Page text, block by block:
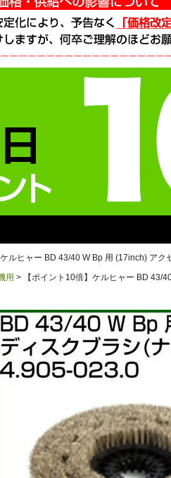
ケルヒャー BD 43/40 W Bp 用 (17inch) ア
用 【ポイント10倍】ケルヒャー BD 43/